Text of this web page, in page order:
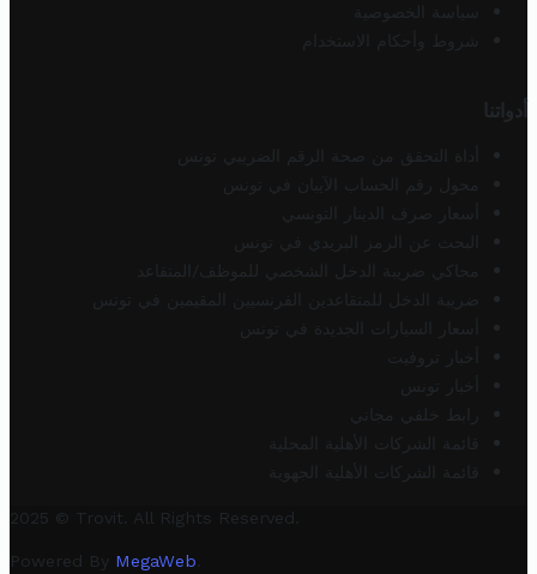
سياسة الخصوصية
شروط وأحكام الاستخدام
أدواتنا
أداة التحقق من صحة الرقم الضريبي تونس
محول رقم الحساب الآيبان في تونس
أسعار صرف الدينار التونسي
البحث عن الرمز البريدي في تونس
محاكي ضريبة الدخل الشخصي للموظف/المتقاعد
ضريبة الدخل للمتقاعدين الفرنسيين المقيمين في تونس
أسعار السيارات الجديدة في تونس
أخبار تروفيت
أخبار تونس
رابط خلفي مجاني
قائمة الشركات الأهلية المحلية
قائمة الشركات الأهلية الجهوية
2025 © Trovit. All Rights Reserved.
Powered By MegaWeb